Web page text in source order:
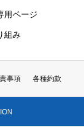
用ページ
組み
事項 各種約款